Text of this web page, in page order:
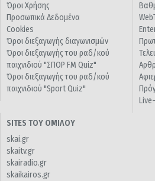
Όροι Χρήσης
Προσωπικά Δεδομένα
Cookies
Όροι διεξαγωγής διαγωνισμών
Όροι διεξαγωγής του ραδ/κού
παιχνιδιού "ΣΠΟΡ FM Quiz"
Όροι διεξαγωγής του ραδ/κού
παιχνιδιού "Sport Quiz"
SITES ΤΟΥ ΟΜΙΛΟΥ
skai.gr
skaitv.gr
skairadio.gr
skaikairos.gr